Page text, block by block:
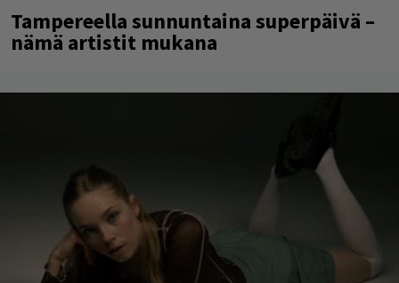
Tampereella sunnuntaina superpäivä –
nämä artistit mukana